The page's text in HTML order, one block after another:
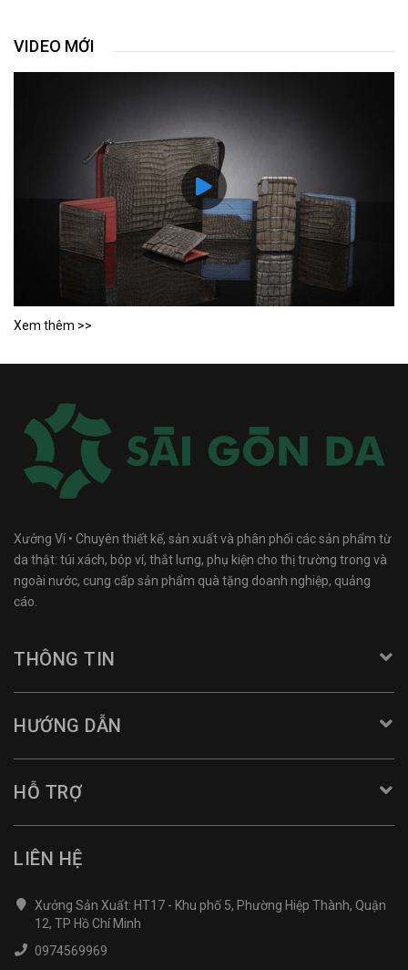
VIDEO MỚI
Xem thêm >>
Xưởng Ví • Chuyên thiết kế, sản xuất và phân phối các sản phẩm từ
da thật: túi xách, bóp ví, thắt lưng, phụ kiện cho thị trường trong và
ngoài nước, cung cấp sản phẩm quà tặng doanh nghiệp, quảng
cáo.
THÔNG TIN
HƯỚNG DẪN
HỖ TRỢ
LIÊN HỆ
Xưởng Sản Xuất: HT17 - Khu phố 5, Phường Hiệp Thành, Quận
12, TP Hồ Chí Minh
0974569969